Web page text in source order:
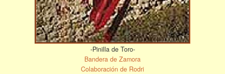
-Pinilla de Toro-
Bandera de Zamora
Colaboración de Rodri